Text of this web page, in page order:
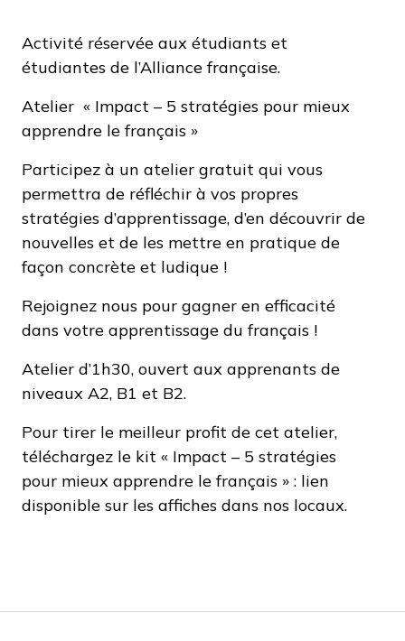
Activité réservée aux étudiants et
étudiantes de l’Alliance française.
Atelier « Impact – 5 stratégies pour mieux
apprendre le français »
Participez à un atelier gratuit qui vous
permettra de réfléchir à vos propres
stratégies d’apprentissage, d’en découvrir de
nouvelles et de les mettre en pratique de
façon concrète et ludique !
Rejoignez nous pour gagner en efficacité
dans votre apprentissage du français !
Atelier d’1h30, ouvert aux apprenants de
niveaux A2, B1 et B2.
Pour tirer le meilleur profit de cet atelier,
téléchargez le kit « Impact – 5 stratégies
pour mieux apprendre le français » : lien
disponible sur les affiches dans nos locaux.